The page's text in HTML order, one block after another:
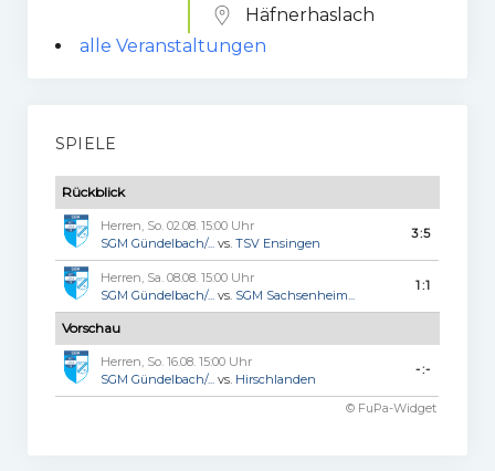
Häfnerhaslach
alle Veranstaltungen
SPIELE
Rückblick
Herren, So. 02.08. 15:00 Uhr
SGM Gündelbach/...vs. TSV Ensingen
3:5
Herren, Sa. 08.08. 15:00 Uhr
SGM Gündelbach/...vs. SGM Sachsenheim...
1:1
Vorschau
Herren, So. 16.08. 15:00 Uhr
SGM Gündelbach/...vs. Hirschlanden
-:-
© FuPa-Widget